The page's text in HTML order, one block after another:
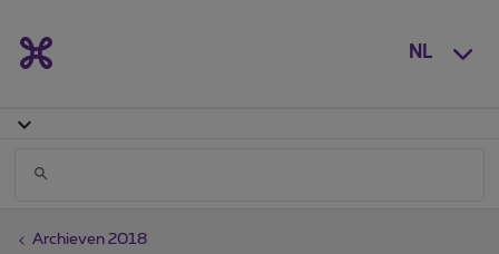
NL
Archieven 2018